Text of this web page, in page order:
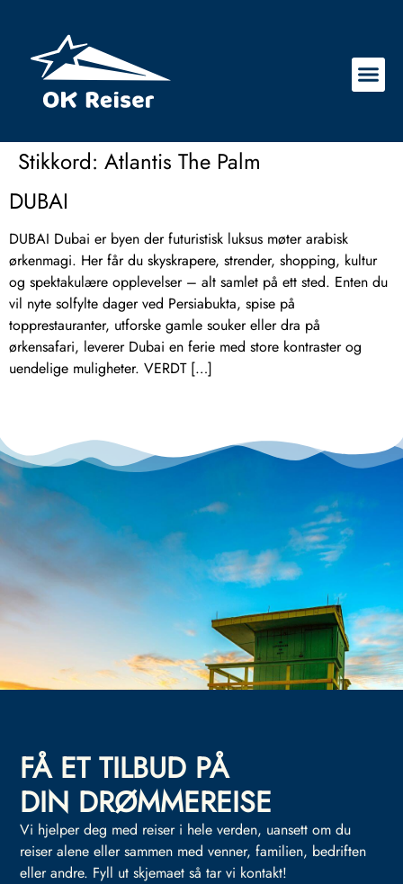
Stikkord: Atlantis The Palm
DUBAI
DUBAI Dubai er byen der futuristisk luksus møter arabisk
ørkenmagi. Her får du skyskrapere, strender, shopping, kultur
og spektakulære opplevelser – alt samlet på ett sted. Enten du
vil nyte solfylte dager ved Persiabukta, spise på
topprestauranter, utforske gamle souker eller dra på
ørkensafari, leverer Dubai en ferie med store kontraster og
uendelige muligheter. VERDT […]
FÅ ET TILBUD PÅ
DIN DRØMMEREISE
Vi hjelper deg med reiser i hele verden, uansett om du
reiser alene eller sammen med venner, familien, bedriften
eller andre. Fyll ut skjemaet så tar vi kontakt!